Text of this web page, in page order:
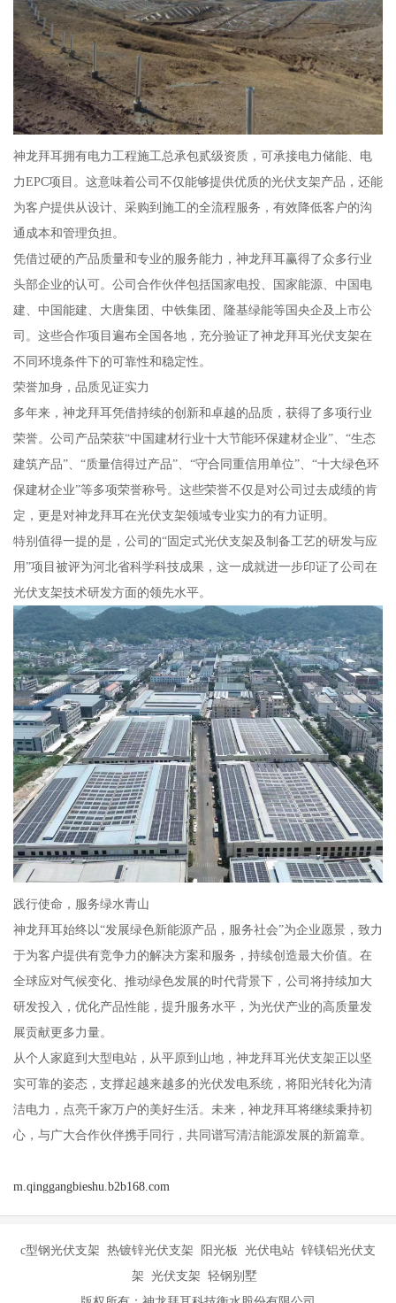
神龙拜耳拥有电力工程施工总承包贰级资质，可承接电力储能、电
力EPC项目。这意味着公司不仅能够提供优质的光伏支架产品，还能
为客户提供从设计、采购到施工的全流程服务，有效降低客户的沟
通成本和管理负担。
凭借过硬的产品质量和专业的服务能力，神龙拜耳赢得了众多行业
头部企业的认可。公司合作伙伴包括国家电投、国家能源、中国电
建、中国能建、大唐集团、中铁集团、隆基绿能等国央企及上市公
司。这些合作项目遍布全国各地，充分验证了神龙拜耳光伏支架在
不同环境条件下的可靠性和稳定性。
荣誉加身，品质见证实力
多年来，神龙拜耳凭借持续的创新和卓越的品质，获得了多项行业
荣誉。公司产品荣获“中国建材行业十大节能环保建材企业”、“生态
建筑产品”、“质量信得过产品”、“守合同重信用单位”、“十大绿色环
保建材企业”等多项荣誉称号。这些荣誉不仅是对公司过去成绩的肯
定，更是对神龙拜耳在光伏支架领域专业实力的有力证明。
特别值得一提的是，公司的“固定式光伏支架及制备工艺的研发与应
用”项目被评为河北省科学科技成果，这一成就进一步印证了公司在
光伏支架技术研发方面的领先水平。
践行使命，服务绿水青山
神龙拜耳始终以“发展绿色新能源产品，服务社会”为企业愿景，致力
于为客户提供有竞争力的解决方案和服务，持续创造最大价值。在
全球应对气候变化、推动绿色发展的时代背景下，公司将持续加大
研发投入，优化产品性能，提升服务水平，为光伏产业的高质量发
展贡献更多力量。
从个人家庭到大型电站，从平原到山地，神龙拜耳光伏支架正以坚
实可靠的姿态，支撑起越来越多的光伏发电系统，将阳光转化为清
洁电力，点亮千家万户的美好生活。未来，神龙拜耳将继续秉持初
心，与广大合作伙伴携手同行，共同谱写清洁能源发展的新篇章。
m.qinggangbieshu.b2b168.com
c型钢光伏支架 热镀锌光伏支架 阳光板 光伏电站 锌镁铝光伏支
架 光伏支架 轻钢别墅